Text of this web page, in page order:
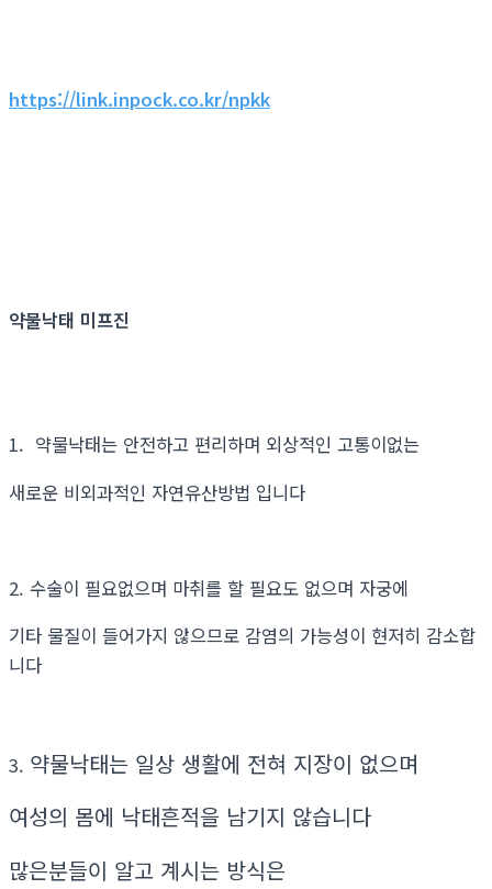
https://link.inpock.co.kr/npkk
약물낙태 미프진
1. 약물낙태는 안전하고 편리하며 외상적인 고통이없는
새로운 비외과적인 자연유산방법 입니다
2. 수술이 필요없으며 마취를 할 필요도 없으며 자궁에
기타 물질이 들어가지 않으므로 감염의 가능성이 현저히 감소합
니다
3. 약물낙태는 일상 생활에 전혀 지장이 없으며
여성의 몸에 낙태흔적을 남기지 않습니다
많은분들이 알고 계시는 방식은